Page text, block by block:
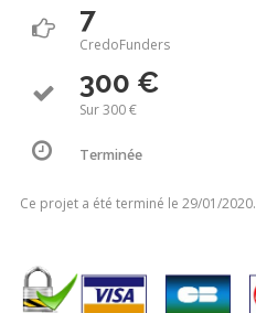
7
CredoFunders
300 €
Sur 300 €
Terminée
Ce projet a été terminé le 29/01/2020.